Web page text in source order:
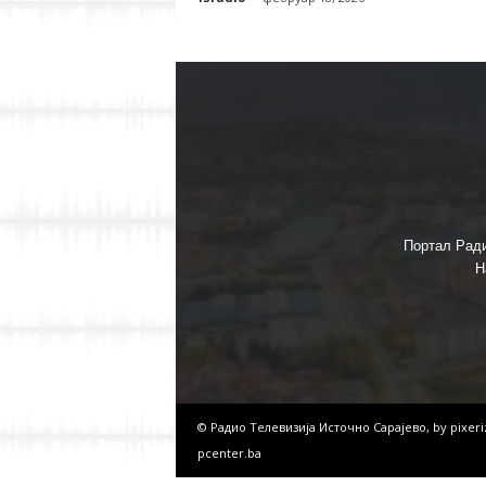
Портал
© Радио Телевизија Источно Сарајево, by
pcenter.ba